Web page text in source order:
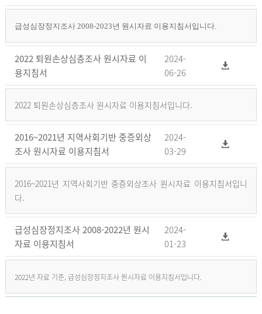
급성심장정지조사 2008-2023년 원시자료 이용지침서입니다.
2022 퇴원손상심층조사 원시자료 이
용지침서
2024-
06-26
2022 퇴원손상심층조사 원시자료 이용지침서입니다.
2016~2021년 지역사회기반 중증외상
조사 원시자료 이용지침서
2024-
03-29
2016~2021년 지역사회기반 중증외상조사 원시자료 이용지침서입니
다.
급성심장정지조사 2008-2022년 원시
자료 이용지침서
2024-
01-23
2022년 자료 기준, 급성심장정지조사 원시자료 이용지침서입니다.